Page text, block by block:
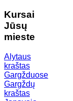
Kursai
Jūsų
mieste
Alytaus
kraštas
Gargžduose
Gargždų
kraštas